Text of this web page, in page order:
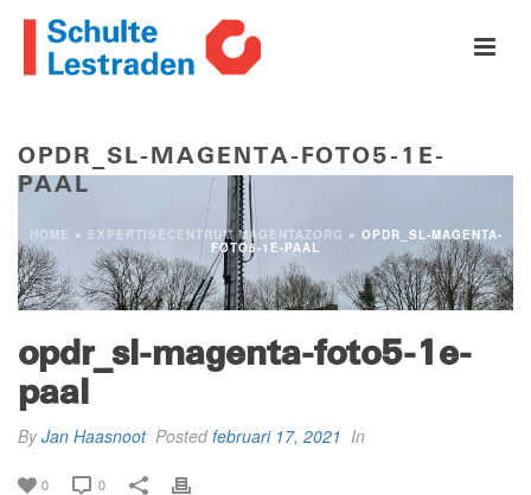
OPDR_SL-MAGENTA-FOTO5-1E-
PAAL
HOME » EXPERTISECENTRUM MAGENTAZORG » OPDR_SL-MAGENTA-
FOTO5-1E-PAAL
opdr_sl-magenta-foto5-1e-
paal
ByJan Haasnoot Postedfebruari 17, 2021 In
0 0